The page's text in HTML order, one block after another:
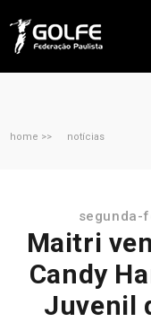
home >> notícias
segunda-
Maitri
Candy
Juvenil